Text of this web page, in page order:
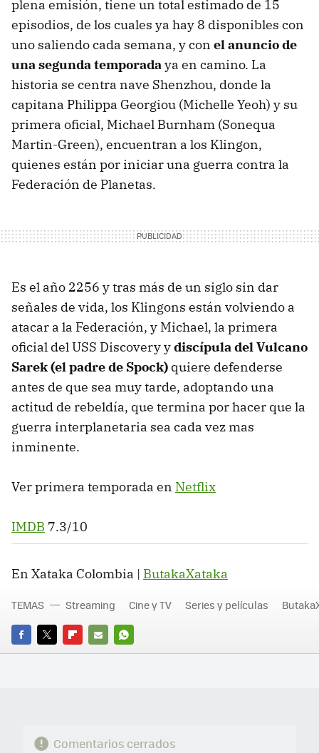
plena emisión, tiene un total estimado de 15
episodios, de los cuales ya hay 8 disponibles con
uno saliendo cada semana, y con el anuncio de
una segunda temporadaya en camino. La
historia se centra nave Shenzhou, donde la
capitana Philippa Georgiou (Michelle Yeoh) y su
primera oficial, Michael Burnham (Sonequa
Martin-Green), encuentran a los Klingon,
quienes están por iniciar una guerra contra la
Federación de Planetas.
Es el año 2256 y tras más de un siglo sin dar
señales de vida, los Klingons están volviendo a
atacar a la Federación, y Michael, la primera
oficial del USS Discovery ydiscípula del Vulcano
Sarek (el padre de Spock) quiere defenderse
antes de que sea muy tarde, adoptando una
actitud de rebeldía, que termina por hacer que la
guerra interplanetaria sea cada vez mas
inminente.
Ver primera temporada en Netflix
IMDB 7.3/10
En Xataka Colombia | ButakaXataka
FACEBOOK
TWITTERFLIPBOARD
E-
WHATSAPP
TEMAS Streaming Cine y TV Series y películas
Comentarios cerrados